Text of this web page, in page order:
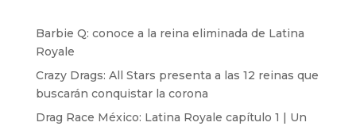
Barbie Q: conoce a la reina eliminada de Latina
Royale
Crazy Drags: All Stars presenta a las 12 reinas que
buscarán conquistar la corona
Drag Race México: Latina Royale capítulo 1 | Un